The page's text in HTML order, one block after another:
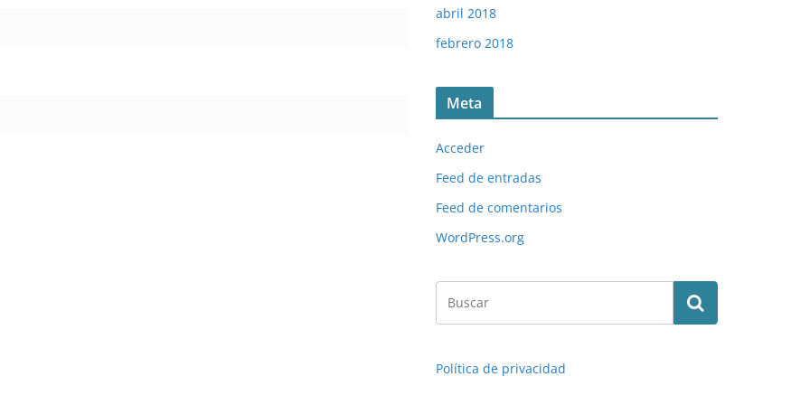
abril 2018
febrero 2018
Meta
Acceder
Feed de entradas
Feed de comentarios
WordPress.org
Política de privacidad